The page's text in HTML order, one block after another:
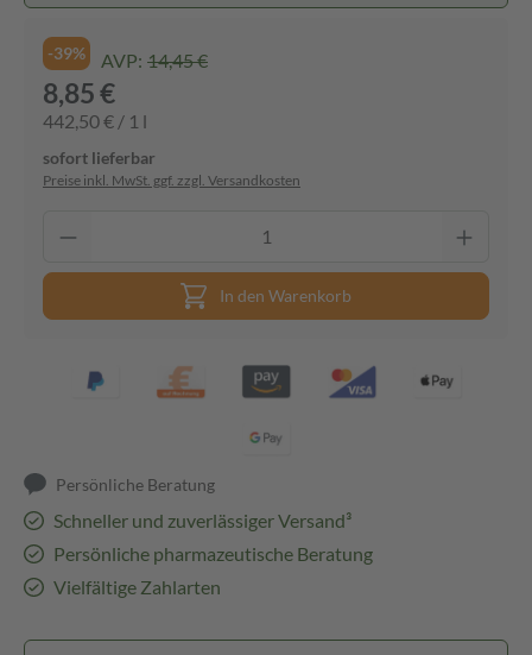
-39% AVP: 14,45 €
8,85 €
442,50 € / 1 l
sofort lieferbar
Preise inkl. MwSt. ggf. zzgl. Versandkosten
In den Warenkorb
Persönliche Beratung
Schneller und zuverlässiger Versand³
Persönliche pharmazeutische Beratung
Vielfältige Zahlarten